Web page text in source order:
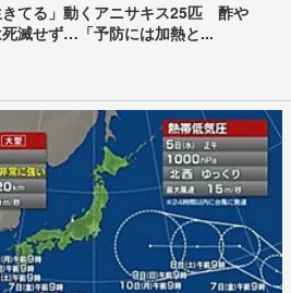
きてる」動くアニサキス25匹 酢や
死滅せず…「予防には加熱と...